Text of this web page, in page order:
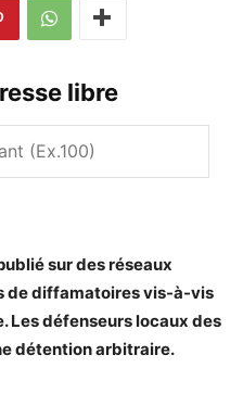
libre
sur des réseaux
de diffamatoires vis-à-vis
Les défenseurs locaux des
détention arbitraire.